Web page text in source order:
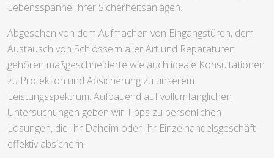
Lebensspanne Ihrer Sicherheitsanlagen.
Abgesehen von dem Aufmachen von Eingangstüren, dem
Austausch von Schlössern aller Art und Reparaturen
gehören maßgeschneiderte wie auch ideale Konsultationen
zu Protektion und Absicherung zu unserem
Leistungsspektrum. Aufbauend auf vollumfänglichen
Untersuchungen geben wir Tipps zu persönlichen
Lösungen, die Ihr Daheim oder Ihr Einzelhandelsgeschäft
effektiv absichern.